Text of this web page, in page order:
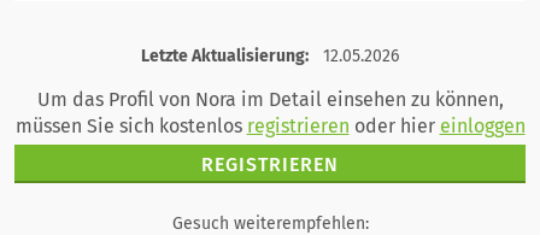
registrieren
Letzte Aktualisierung: 12.05.2026
Um das Profil von Nora im Detail einsehen zu können,
müssen Sie sich kostenlos registrieren oder hier einloggen
REGISTRIEREN
Gesuch weiterempfehlen: